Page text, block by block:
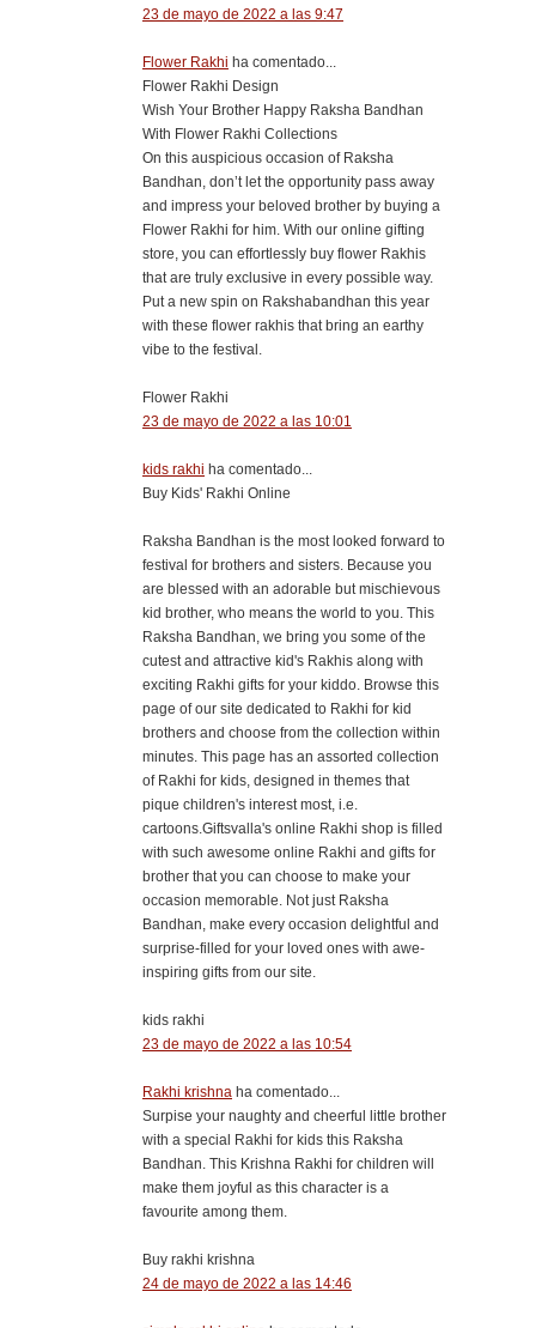
23 de mayo de 2022 a las 9:47
Flower Rakhi ha comentado...
Flower Rakhi Design
Wish Your Brother Happy Raksha Bandhan
With Flower Rakhi Collections
On this auspicious occasion of Raksha
Bandhan, don’t let the opportunity pass away
and impress your beloved brother by buying a
Flower Rakhi for him. With our online gifting
store, you can effortlessly buy flower Rakhis
that are truly exclusive in every possible way.
Put a new spin on Rakshabandhan this year
with these flower rakhis that bring an earthy
vibe to the festival.
Flower Rakhi
23 de mayo de 2022 a las 10:01
kids rakhi ha comentado...
​Buy Kids' Rakhi Online
Raksha Bandhan is the most looked forward to
festival for brothers and sisters. Because you
are blessed with an adorable but mischievous
kid brother, who means the world to you. This
Raksha Bandhan, we bring you some of the
cutest and attractive kid's Rakhis along with
exciting Rakhi gifts for your kiddo. Browse this
page of our site dedicated to Rakhi for kid
brothers and choose from the collection within
minutes. This page has an assorted collection
of Rakhi for kids, designed in themes that
pique children's interest most, i.e.
cartoons.Giftsvalla's online Rakhi shop is filled
with such awesome online Rakhi and gifts for
brother that you can choose to make your
occasion memorable. Not just Raksha
Bandhan, make every occasion delightful and
surprise-filled for your loved ones with awe-
inspiring gifts from our site.
kids rakhi
23 de mayo de 2022 a las 10:54
Rakhi krishna ha comentado...
Surpise your naughty and cheerful little brother
with a special Rakhi for kids this Raksha
Bandhan. This Krishna Rakhi for children will
make them joyful as this character is a
favourite among them.
Buy rakhi krishna
24 de mayo de 2022 a las 14:46